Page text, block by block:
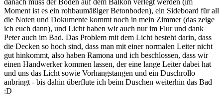
danach muss der Boden auf dem Balkon verlegt werden (im
Moment ist es ein rohbaumäßiger Betonboden), ein Sideboard für all
die Noten und Dokumente kommt noch in mein Zimmer (das zeige
ich euch dann), und Licht haben wir auch nur im Flur und dank
Peter auch im Bad. Das Problem mit dem Licht besteht darin, dass
die Decken so hoch sind, dass man mit einer normalen Leiter nicht
gut hinkommt, also haben Ramona und ich beschlossen, dass wir
einen Handwerker kommen lassen, der eine lange Leiter dabei hat
und uns das Licht sowie Vorhangstangen und ein Duschrollo
anbringt - bis dahin überflute ich beim Duschen weiterhin das Bad
:D